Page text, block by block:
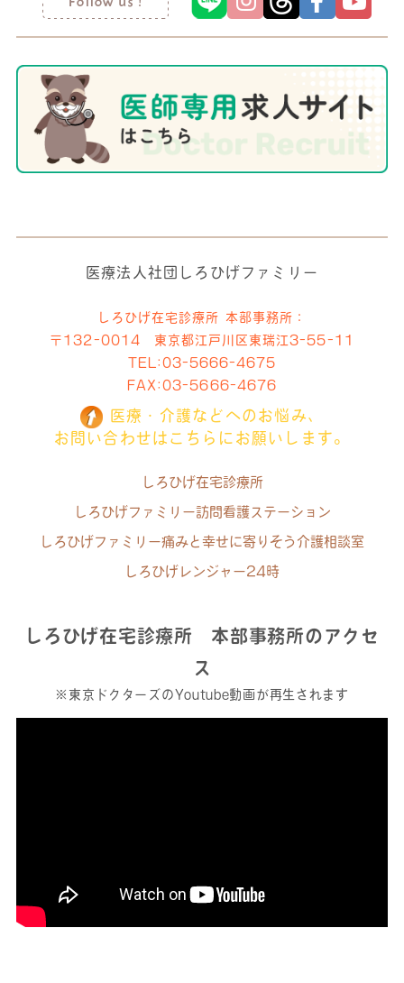
医療法人社団しろひげファミリー
しろひげ在宅診療所 本部事務所：
〒132-0014 東京都江戸川区東瑞江3-55-11
TEL: 03-5666-4675
FAX:03-5666-4676
医療・介護などへのお悩み、
お問い合わせはこちらにお願いします。
しろひげ在宅診療所
しろひげファミリー訪問看護ステーション
しろひげファミリー痛みと幸せに寄りそう介護相談室
しろひげレンジャー24時
しろひげ在宅診療所 本部事務所のアクセ
ス
※東京ドクターズのYoutube動画が再生されます